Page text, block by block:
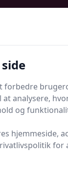
forbedre
at analysere,
og
hjemmeside,
for